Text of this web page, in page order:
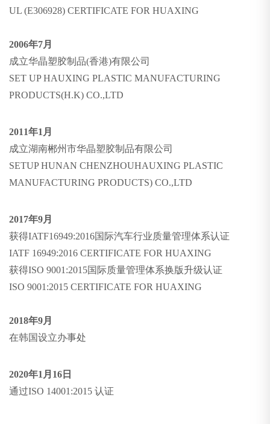
UL (E306928) CERTIFICATE FOR HUAXING
2006年7月
成立华晶塑胶制品(香港)有限公司
SET UP HAUXING PLASTIC MANUFACTURING
PRODUCTS(H.K) CO.,LTD
2011年1月
成立湖南郴州市华晶塑胶制品有限公司
SETUP HUNAN CHENZHOUHAUXING PLASTIC
MANUFACTURING PRODUCTS) CO.,LTD
2017年9月
获得IATF16949:2016国际汽车行业质量管理体系认证
IATF 16949:2016 CERTIFICATE FOR HUAXING
获得ISO 9001:2015国际质量管理体系换版升级认证
ISO 9001:2015 CERTIFICATE FOR HUAXING
2018年9月
在韩国设立办事处
2020年1月16日
通过ISO 14001:2015 认证